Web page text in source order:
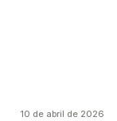
10 de abril de 2026